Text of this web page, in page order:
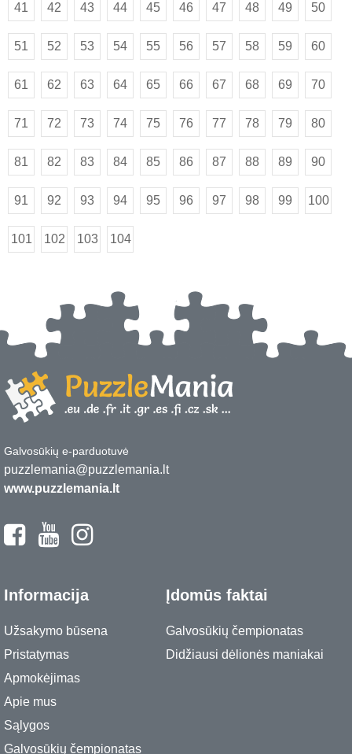
41 42 43 44 45 46 47 48 49 50
51 52 53 54 55 56 57 58 59 60
61 62 63 64 65 66 67 68 69 70
71 72 73 74 75 76 77 78 79 80
81 82 83 84 85 86 87 88 89 90
91 92 93 94 95 96 97 98 99 100
101 102 103 104
Galvosūkių e-parduotuvė
puzzlemania@puzzlemania.lt
www.puzzlemania.lt
Informacija
Užsakymo būsena
Pristatymas
Apmokėjimas
Apie mus
Sąlygos
Galvosūkių čempionatas
Įdomūs faktai
Galvosūkių čempionatas
Didžiausi dėlionės maniakai